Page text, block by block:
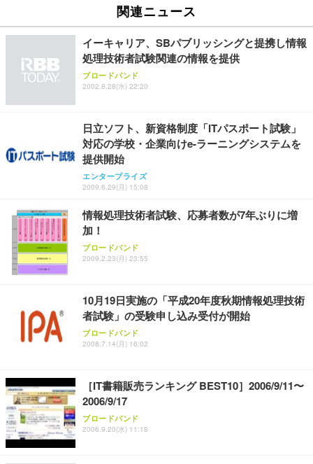
Sezlife オフィスチェア デスクチェア 疲れない テレ
ワーク チェア 強化バックレスト 30度ロッキング機
レスト 3Dヘッドレスト ハンガー付き 高反発クッシ
ョン PCチェア 通気性メッシュ ゲーミング/勉強/事
務用 おしゃれ パソコンチェア (ブラック)
￥7,680
Sezlife オフィスチェア デスクチェア 疲れない テレ
レスト 3Dヘッドレスト ハンガー付き 高反発クッシ
ョン PCチェア 通気性メッシュ ゲーミング/勉強/事
務用 おしゃれ パソコンチェア (ホワイト)
￥7,680
ANDWINT オフィスチェア デスクチェア 肘なし メ
ッシュ 通気性 ランバーサポート付き 腰サポート ガ
ト 幅52×奥行58.5×高さ84～96cm テレワーク 在宅
勤務 ブラック
￥4,139
【純正品】27"ゲーミングモニター DualSense 充電
フック付き（CFI-ZDM1J）
￥49,979
【整備済み品】Dell E2724HS 27インチ 液晶モニタ
応 ComfortView ビジネス向け
￥15,800
【MiniLED/24.5inch/280Hz/FHD】GRAPHT THE S
HOOTER Gaming Monitor 24” Essential ゲーミン
像低減 (3年保証 | 輝点保証 | 日本メーカー)
￥34,980
ネオ・ルーライフ ネオ・オムツ L 中型犬用 26枚入
り 単品
￥1,800
Smart Basic(スマートベーシック) 【Amazon.co.jp
￥3,670
アイリスオーヤマ ペットシーツ 超厚型 お徳用 レギ
ュラー 200枚入【Amazon.co.jp限定】
￥3,731
関連ニュース
イーキャリア、SBパブリッシングと提携し情報
処理技術者試験関連の情報を提供
ブロードバンド
2002.8.28(水) 22:20
日立ソフト、新資格制度「ITパスポート試験」
対応の学校・企業向けe-ラーニングシステムを
提供開始
エンタープライズ
2009.6.29(月) 15:08
情報処理技術者試験、応募者数が7年ぶりに増
加！
ブロードバンド
2009.2.23(月) 23:55
10月19日実施の「平成20年度秋期情報処理技術
者試験」の受験申し込み受付が開始
ブロードバンド
2008.7.14(月) 16:02
［IT書籍販売ランキング BEST10］2006/9/11〜
2006/9/17
ブロードバンド
2006.9.20(水) 11:18